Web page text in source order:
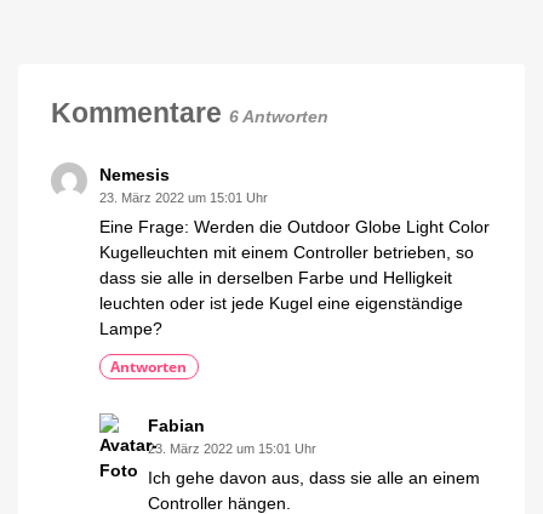
Der
Kommentare 6 Antworten
Nemesis
23. März 2022 um 15:01 Uhr
Eine Frage: Werden die Outdoor Globe Light Color
Kugelleuchten mit einem Controller betrieben, so
dass sie alle in derselben Farbe und Helligkeit
leuchten oder ist jede Kugel eine eigenständige
Lampe?
Antworten
Fabian
23. März 2022 um 15:01 Uhr
Ich gehe davon aus, dass sie alle an einem
Controller hängen.